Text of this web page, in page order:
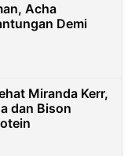
Acha
Demi
Miranda Kerr,
dan Bison